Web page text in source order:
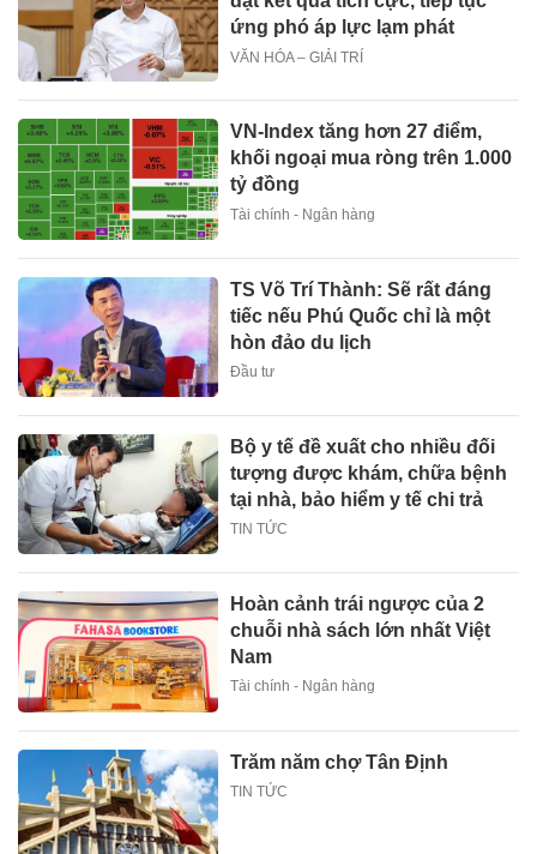
ứng phó áp lực lạm phát
VĂN HÓA – GIẢI TRÍ
VN-Index tăng hơn 27 điểm,
khối ngoại mua ròng trên 1.000
tỷ đồng
Tài chính - Ngân hàng
TS Võ Trí Thành: Sẽ rất đáng
tiếc nếu Phú Quốc chỉ là một
hòn đảo du lịch
Đầu tư
Bộ y tế đề xuất cho nhiều đối
tượng được khám, chữa bệnh
tại nhà, bảo hiểm y tế chi trả
TIN TỨC
Hoàn cảnh trái ngược của 2
chuỗi nhà sách lớn nhất Việt
Nam
Tài chính - Ngân hàng
Trăm năm chợ Tân Định
TIN TỨC